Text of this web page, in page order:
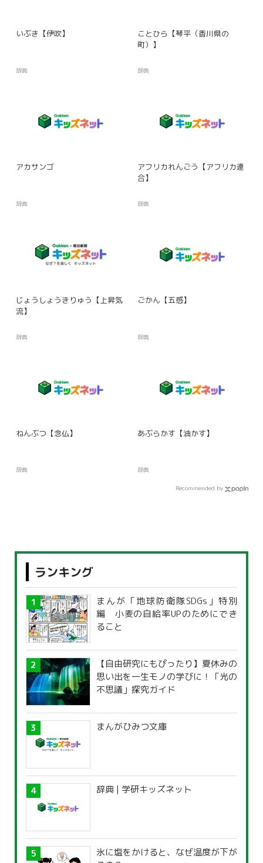
いぶき【伊吹】
辞典
ことひら【琴平（香川県の
町）】
辞典
アカサンゴ
辞典
アフリカれんごう【アフリカ連
合】
辞典
じょうしょうきりゅう【上昇気
流】
辞典
ごかん【五感】
辞典
ねんぶつ【念仏】
辞典
あぶらかす【油かす】
辞典
Recommended by
ランキング
まんが「地球防衛隊SDGs」特別
編 小麦の自給率UPのためにでき
ること
【自由研究にもぴったり】夏休みの
思い出を一生モノの学びに！「光の
不思議」探究ガイド
まんがひみつ文庫
辞典 | 学研キッズネット
氷に塩をかけると、なぜ温度が下が